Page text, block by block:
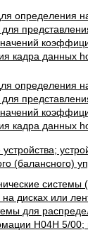
(балансного)
системы
дисках или
для
H04H 5/00;